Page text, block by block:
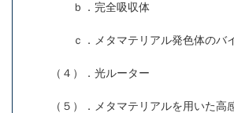
ｂ．完全吸収体
ｃ．メタマテリアル発色体のバイ
（４）．光ルーター
（５）．メタマテリアルを用いた高